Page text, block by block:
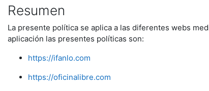
Resumen
La presente política se aplica a las diferentes webs
aplicación las presentes políticas son:
https://ifanlo.com
https://oficinalibre.com